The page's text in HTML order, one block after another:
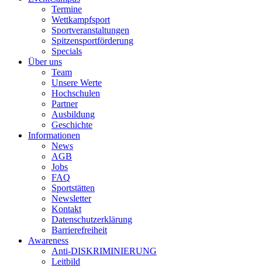
Termine
Wettkampfsport
Sportveranstaltungen
Spitzensportförderung
Specials
Über uns
Team
Unsere Werte
Hochschulen
Partner
Ausbildung
Geschichte
Informationen
News
AGB
Jobs
FAQ
Sportstätten
Newsletter
Kontakt
Datenschutzerklärung
Barrierefreiheit
Awareness
Anti-DISKRIMINIERUNG
Leitbild